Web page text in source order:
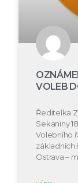
VOLEB
Ředitelka
Sekaniny
Volebního
základních
Ostrava –